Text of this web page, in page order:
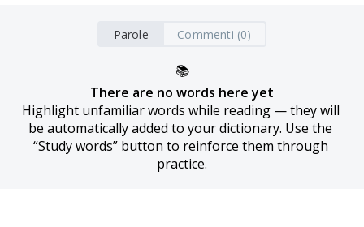
Parole Commenti (0)
📚
There are no words here yet
Highlight unfamiliar words while reading — they will
be automatically added to your dictionary. Use the
“Study words” button to reinforce them through
practice.